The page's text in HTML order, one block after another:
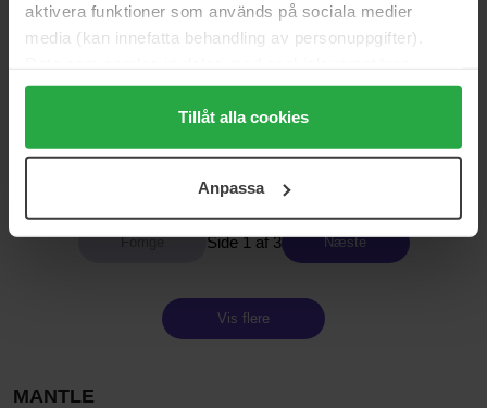
aktivera funktioner som används på sociala medier
media (kan innefatta behandling av personuppgifter).
Genom att trycka på "Tillåt alla cookies" accepterar du
alla cookies, medan du under "Detaljer" kan anpassa
användningen av cookies. Du kan när som helst återkalla
samt vår Integritetspolicy.
Tillåt alla cookies
Anpassa
504 kr
Normalpris 593 kr
657 kr
Normalpris 729 kr
MANTLE
225 kr
MANTLE
15 ml
302 kr
Side 1 af 3 Næste
Vis flere
MANTLE